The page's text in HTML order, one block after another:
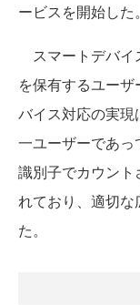
ービスを開始した。
スマートデバイ
を保有するユー
バイス対応の実
一ユーザーであ
識別子でカウン
れており、適切な
た。